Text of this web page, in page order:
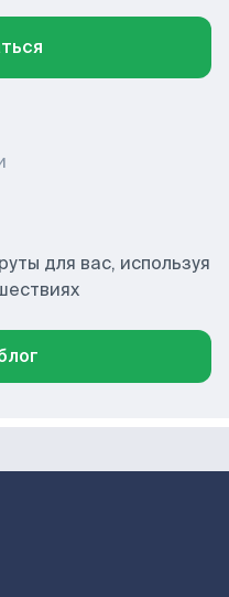
для вас, используя